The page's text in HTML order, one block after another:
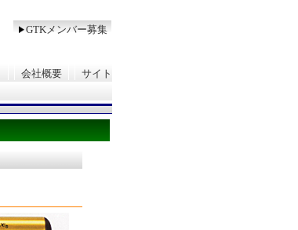
会社概要
サイト
GTKメンバー募集